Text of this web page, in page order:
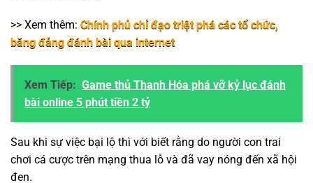
>> Xem thêm: Chính phủ chỉ đạo triệt phá các tổ chức,
băng đảng đánh bài qua internet
Xem Tiếp: Game thủ Thanh Hóa phá vỡ kỷ lục đánh
bài online 5 phút tiền 2 tỷ
Sau khi sự việc bại lộ thì với biết rằng do người con trai
chơi cá cược trên mạng thua lỗ và đã vay nóng đến xã hội
đen.